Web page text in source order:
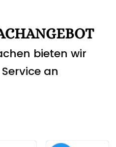
bieten wir
an